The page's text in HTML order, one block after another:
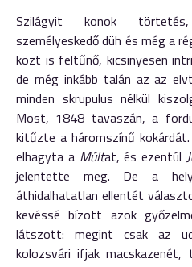
Szilágyit konok
személyeskedő düh és még a
közt is feltűnő, kicsinyesen
de még inkább talán az az
minden skrupulus nélkül
Most, 1848 tavaszán, a
kitűzte a háromszínű
elhagyta a Múltat, és ezentúl
jelentette meg. De a
áthidalhatatlan ellentét
kevéssé bízott azok
látszott: megint csak az
kolozsvári ifjak